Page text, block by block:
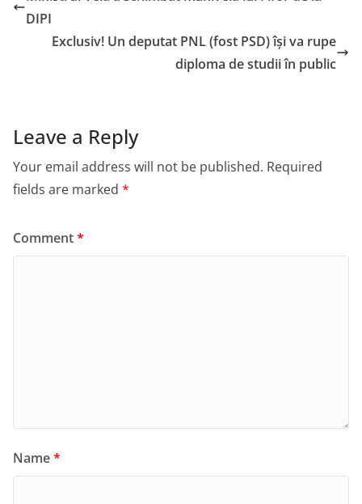
DIPI
Exclusiv! Un deputat PNL (fost PSD) își va rupe
diploma de studii în public
Leave a Reply
Your email address will not be published. Required
fields are marked *
Comment*
Name*